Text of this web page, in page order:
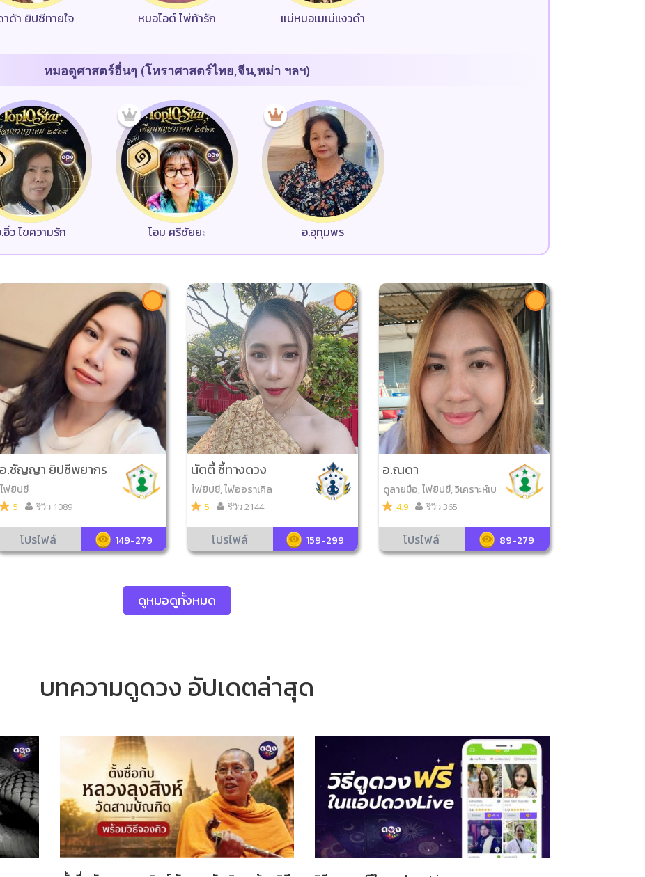
าด้า ยิปซีทายใจ หมอไอต์ ไพ่ท้ารัก แม่หมอเมเม่แงวดำ
หมอดูศาสตร์อื่นๆ (โหราศาสตร์ไทย,จีน,พม่า ฯลฯ)
อิ๋ว ไขความรัก โอม ศรีชัยยะ อ.อุทุมพร
อ.ชัญญา ยิปซีพยากร
ณ์
ไพ่ยิปซี
5 รีวิว 1089
โปรไฟล์ 149-279
นัตตี้ ชี้ทางดวง
ไพ่ยิปซี, ไพ่ออราเคิล
5 รีวิว 2144
โปรไฟล์ 159-299
อ.ณดา
ดูลายมือ, ไพ่ยิปซี, วิเคราะห์เบ
อร์มือถือ, ดูเลขมงคล, ตำราพ
4.9 รีวิว 365
โปรไฟล์ 89-279
ดูหมอดูทั้งหมด
บทความดูดวง อัปเดตล่าสุด